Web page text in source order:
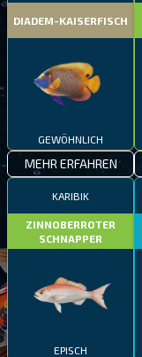
DIADEM-KAISERFISCH
GEWÖHNLICH
MEHR ERFAHREN
KARIBIK
ZINNOBERROTER
SCHNAPPER
EPISCH